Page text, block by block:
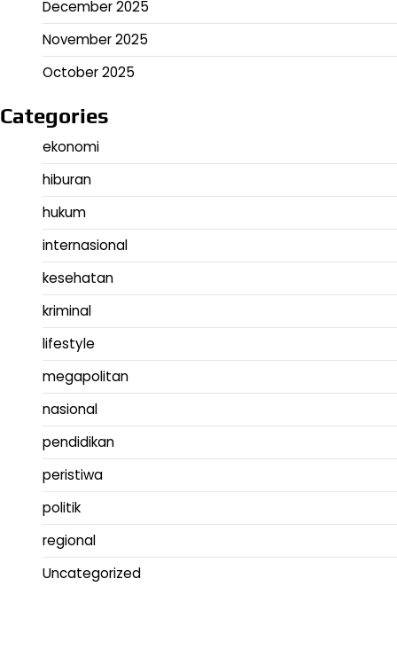
December 2025
November 2025
October 2025
Categories
ekonomi
hiburan
hukum
internasional
kesehatan
kriminal
lifestyle
megapolitan
nasional
pendidikan
peristiwa
politik
regional
Uncategorized